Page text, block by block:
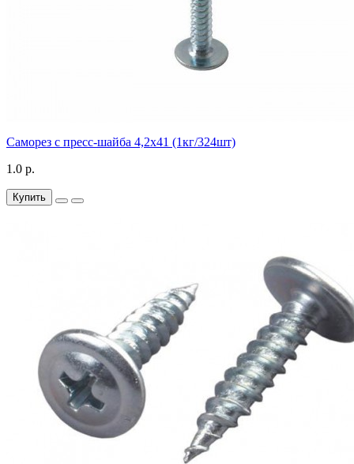
Саморез с пресс-шайба 4,2х41 (1кг/324шт)
1.0 р.
Купить